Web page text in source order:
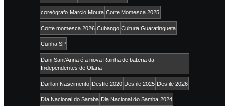
coreógrafo Marcio Moura Corte Momesca 2025
Corte momesca 2026 Cubango Cultura Guaratingueta
Cunha SP
Dani Sant’Anna é a nova Rainha de bateria da
Independentes de Olaria
Darllan Nascimento Desfile 2020 Desfile 2025 Desfile 2026
Dia Nacional do Samba Dia Nacional do Samba 2024